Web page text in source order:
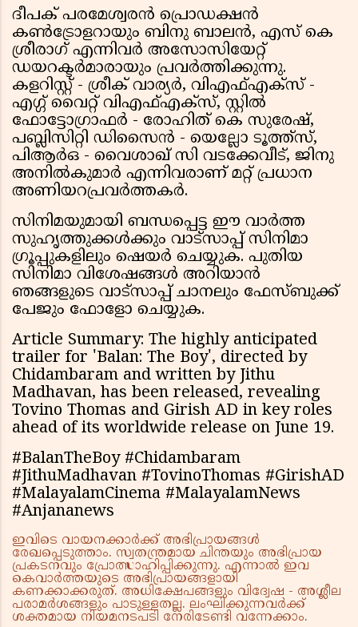
ദീപക് പരമേശ്വരൻ പ്രൊഡക്ഷൻ
കൺട്രോളറായും ബിനു ബാലൻ, എസ് കെ
ശ്രീരാഗ് എന്നിവർ അസോസിയേറ്റ്
ഡയറക്ടർമാരായും പ്രവർത്തിക്കുന്നു.
കളറിസ്റ്റ് - ശ്രീക് വാര്യർ, വിഎഫ്എക്സ് -
എഗ്ഗ് വൈറ്റ് വിഎഫ്എക്സ്, സ്റ്റിൽ
ഫോട്ടോഗ്രാഫർ - രോഹിത് കെ സുരേഷ്,
പബ്ലിസിറ്റി ഡിസൈൻ - യെല്ലോ ടൂത്ത്സ്,
പിആർഒ - വൈശാഖ് സി വടക്കേവീട്, ജിനു
അനിൽകുമാർ എന്നിവരാണ് മറ്റ് പ്രധാന
അണിയറപ്രവർത്തകർ.
സിനിമയുമായി ബന്ധപ്പെട്ട ഈ വാർത്ത
സുഹൃത്തുക്കൾക്കും വാട്സാപ്പ് സിനിമാ
ഗ്രൂപ്പുകളിലും ഷെയർ ചെയ്യുക. പുതിയ
സിനിമാ വിശേഷങ്ങൾ അറിയാൻ
ഞങ്ങളുടെ വാട്സാപ്പ് ചാനലും ഫേസ്ബുക്ക്
പേജും ഫോളോ ചെയ്യുക.
Article Summary: The highly anticipated
trailer for 'Balan: The Boy', directed by
Chidambaram and written by Jithu
Madhavan, has been released, revealing
Tovino Thomas and Girish AD in key roles
ahead of its worldwide release on June 19.
#BalanTheBoy #Chidambaram
#JithuMadhavan #TovinoThomas #GirishAD
#MalayalamCinema #MalayalamNews
#Anjananews
ഇവിടെ വായനക്കാർക്ക് അഭിപ്രായങ്ങൾ
രേഖപ്പെടുത്താം. സ്വതന്ത്രമായ ചിന്തയും അഭിപ്രായ
പ്രകടനവും പ്രോത്സാഹിപ്പിക്കുന്നു. എന്നാൽ ഇവ
കെവാർത്തയുടെ അഭിപ്രായങ്ങളായി
കണക്കാക്കരുത്. അധിക്ഷേപങ്ങളും വിദ്വേഷ - അശ്ലീല
പരാമർശങ്ങളും പാടുള്ളതല്ല. ലംഘിക്കുന്നവർക്ക്
ശക്തമായ നിയമനടപടി നേരിടേണ്ടി വന്നേക്കാം.